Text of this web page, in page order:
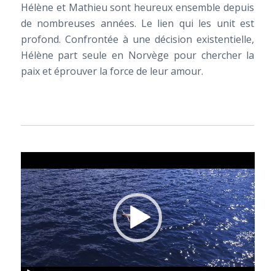
Hélène et Mathieu sont heureux ensemble depuis
de nombreuses années. Le lien qui les unit est
profond. Confrontée à une décision existentielle,
Hélène part seule en Norvège pour chercher la
paix et éprouver la force de leur amour.